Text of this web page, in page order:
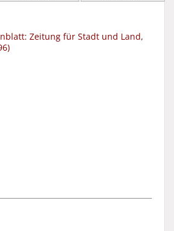
Zeitung für Stadt und Land,